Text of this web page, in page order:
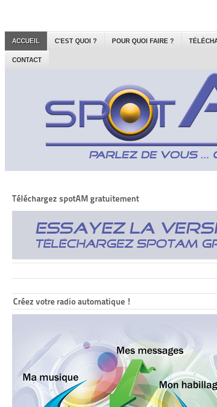
ACCUEIL C'EST QUOI ? POUR QUOI FAIRE ?
CONTACT
Téléchargez spotAM gratuitement
Créez votre radio automatique !